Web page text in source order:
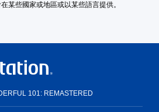
某些國家或地區或以某些語言提供。
101: REMASTERED